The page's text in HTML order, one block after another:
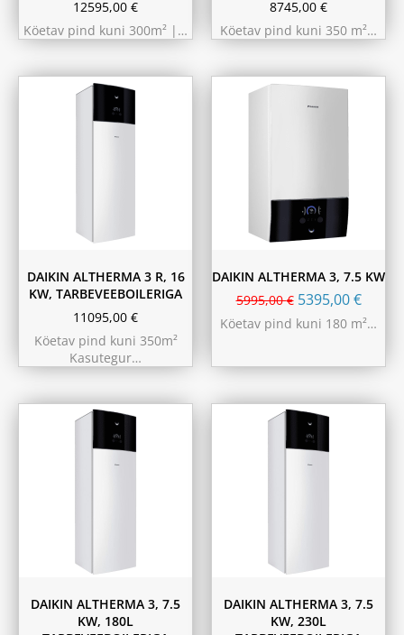
12595,00 €
Köetav pind kuni 300m² |…
8745,00 €
Köetav pind kuni 350 m²…
230L
DAIKIN ALTHERMA 3 R, 16
KW, TARBEVEEBOILERIGA
11095,00 €
Köetav pind kuni 350m²
Kasutegur…
DAIKIN ALTHERMA 3, 7.5 KW
5995,00€ 5395,00€
Köetav pind kuni 180 m²…
DAIKIN ALTHERMA 3, 7.5
KW, 180L
DAIKIN ALTHERMA 3, 7.5
KW, 230L